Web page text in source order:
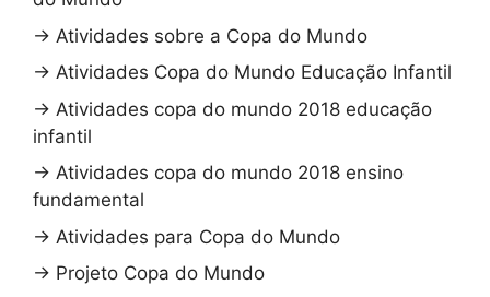
→ Atividades sobre a Copa do Mundo
→ Atividades Copa do Mundo Educação Infantil
→ Atividades copa do mundo 2018 educação
infantil
→ Atividades copa do mundo 2018 ensino
fundamental
→ Atividades para Copa do Mundo
→ Projeto Copa do Mundo